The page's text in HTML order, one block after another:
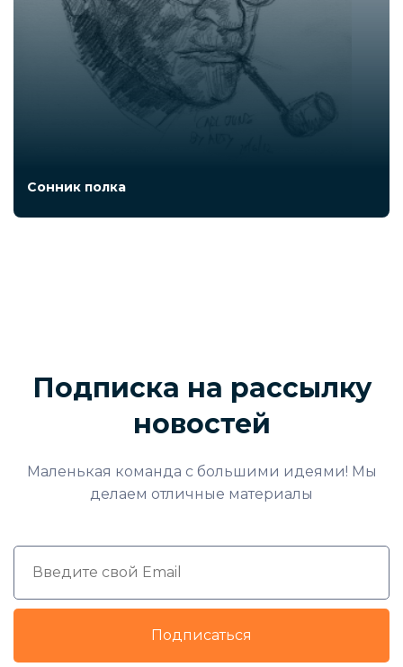
Сонник полка
Подписка на рассылку
новостей
Маленькая команда с большими идеями! Мы
делаем отличные материалы
Подписаться